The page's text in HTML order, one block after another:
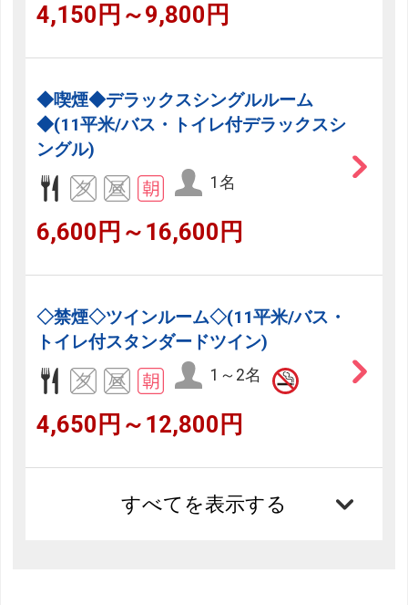
4,150円～9,800円
◆喫煙◆デラックスシングルルーム
◆(11平米/バス・トイレ付デラックスシ
ングル)
1名
6,600円～16,600円
◇禁煙◇ツインルーム◇(11平米/バス・
トイレ付スタンダードツイン)
1～2名
4,650円～12,800円
すべてを表示する